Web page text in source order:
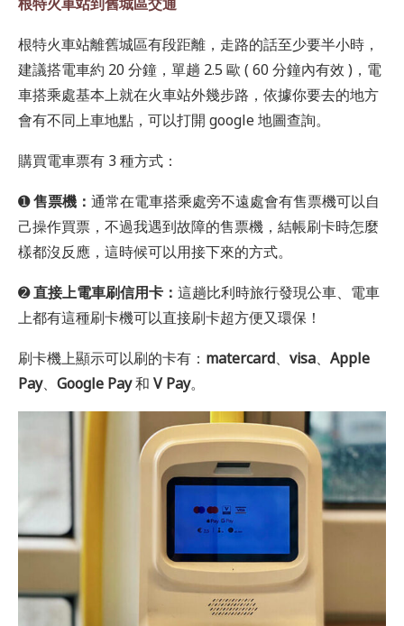
根特火車站離舊城區有段距離，走路的話至少要半小時，
建議搭電車約 20 分鐘，單趟 2.5 歐 ( 60 分鐘內有效 )，電
車搭乘處基本上就在火車站外幾步路，依據你要去的地方
會有不同上車地點，可以打開 google 地圖查詢。
購買電車票有 3 種方式：
➊售票機： 通常在電車搭乘處旁不遠處會有售票機可以自
己操作買票，不過我遇到故障的售票機，結帳刷卡時怎麼
樣都沒反應，這時候可以用接下來的方式。
➋直接上電車刷信用卡： 這趟比利時旅行發現公車、電車
上都有這種刷卡機可以直接刷卡超方便又環保！
刷卡機上顯示可以刷的卡有： matercard、 visa、 Apple
Pay、 Google Pay和 V Pay。